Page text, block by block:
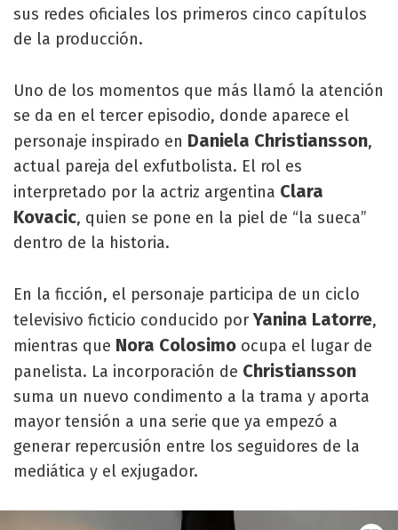
sus redes oficiales los primeros cinco capítulos
de la producción.
Uno de los momentos que más llamó la atención
se da en el tercer episodio, donde aparece el
personaje inspirado en Daniela Christiansson,
actual pareja del exfutbolista. El rol es
interpretado por la actriz argentina Clara
Kovacic, quien se pone en la piel de “la sueca”
dentro de la historia.
En la ficción, el personaje participa de un ciclo
televisivo ficticio conducido porYanina Latorre,
mientras que Nora Colosimo ocupa el lugar de
panelista. La incorporación de Christiansson
suma un nuevo condimento a la trama y aporta
mayor tensión a una serie que ya empezó a
generar repercusión entre los seguidores de la
mediática y el exjugador.